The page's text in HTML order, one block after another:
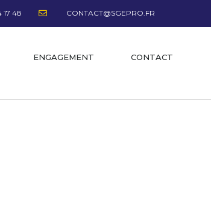
17 48 CONTACT@SGEPRO.FR
ENGAGEMENT CONTACT